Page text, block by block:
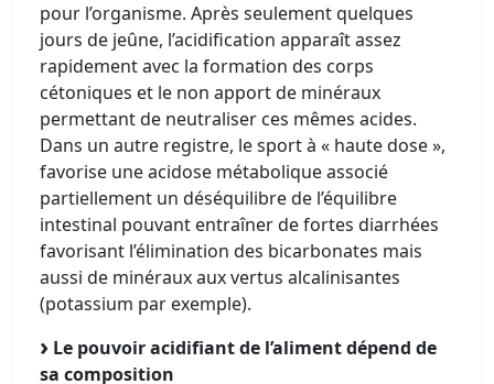
pour l’organisme. Après seulement quelques
jours de jeûne, l’acidification apparaît assez
rapidement avec la formation des corps
cétoniques et le non apport de minéraux
permettant de neutraliser ces mêmes acides.
Dans un autre registre, le sport à « haute dose »,
favorise une acidose métabolique associé
partiellement un déséquilibre de l’équilibre
intestinal pouvant entraîner de fortes diarrhées
favorisant l’élimination des bicarbonates mais
aussi de minéraux aux vertus alcalinisantes
(potassium par exemple).
Le pouvoir acidifiant de l’aliment dépend de
sa composition